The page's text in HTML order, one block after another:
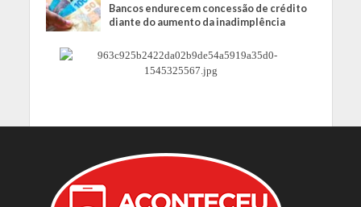
Bancos endurecem concessão de crédito
diante do aumento da inadimplência